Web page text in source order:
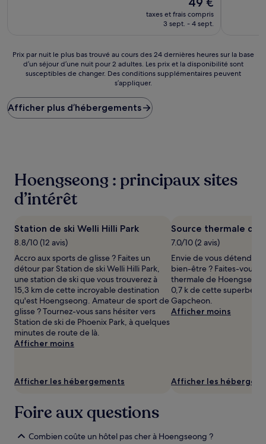
nouveau
prix
49 €
taxes et frais compris
3 sept. - 4 sept.
Prix
plus
bas
trouvé
heures
sur
base
séjour
nuit
pour
2 adultes.
Les
prix
disponibilité
sont
susceptibles
conditions
peuvent
s’appliquer.
Prix par nuit le plus bas trouvé au cours des 24 dernières heures sur la base
d’un séjour d’une nuit pour 2 adultes. Les prix et la disponibilité sont
susceptibles de changer. Des conditions supplémentaires peuvent
s’appliquer.
Afficher plus d’hébergements
Hoengseong : principaux sites
d’intérêt
Station de ski Welli Hilli Park
8.8/10 (12 avis)
Accro aux sports de glisse ? Faites un
détour par Station de ski Welli Hilli Park,
une station de ski que vous trouverez à
15,3 km de cette incroyable destination
qu'est Hoengseong. Amateur de sport de
glisse ? Tournez-vous sans hésiter vers
Station de ski de Phoenix Park, à quelques
minutes de route de là.
Afficher moins
Afficher les hébergements
Source thermale de
7.0/10 (2 avis)
Envie de vous détendre
bien-être ? Faites-vous
thermale de
0,7 k de cette superbe
Gapcheon.
Afficher moins
Afficher les
Foire aux questions
Combien coûte un hôtel pas cher à Hoengseong ?